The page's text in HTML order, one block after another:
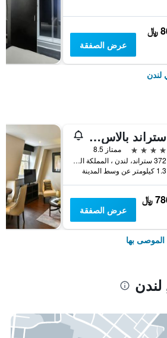
﷼
عرض الصفقة
لندن
ستراند بالاس هوتل
4 نجوم
ممتاز 8.5
372 ستراند، لندن ، المملكة المتحدة, لندن, المملكة المتحدة
1.3 كيلومتر عن وسط المدينة
﷼
عرض الصفقة
الموصى بها